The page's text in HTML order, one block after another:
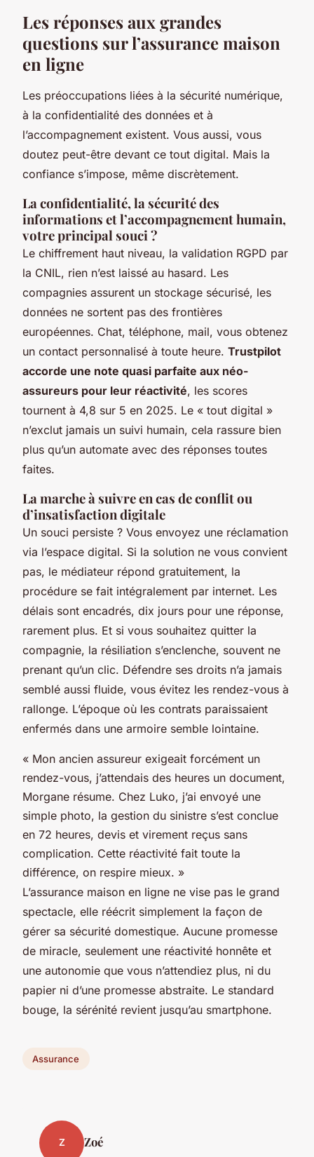
Les réponses aux grandes
questions sur l’assurance maison
en ligne
Les préoccupations liées à la sécurité numérique,
à la confidentialité des données et à
l’accompagnement existent. Vous aussi, vous
doutez peut-être devant ce tout digital. Mais la
confiance s’impose, même discrètement.
La confidentialité, la sécurité des
informations et l’accompagnement humain,
votre principal souci ?
Le chiffrement haut niveau, la validation RGPD par
la CNIL, rien n’est laissé au hasard. Les
compagnies assurent un stockage sécurisé, les
données ne sortent pas des frontières
européennes. Chat, téléphone, mail, vous obtenez
un contact personnalisé à toute heure. Trustpilot
accorde une note quasi parfaite aux néo-
assureurs pour leur réactivité, les scores
tournent à 4,8 sur 5 en 2025. Le « tout digital »
n’exclut jamais un suivi humain, cela rassure bien
plus qu’un automate avec des réponses toutes
faites.
La marche à suivre en cas de conflit ou
d’insatisfaction digitale
Un souci persiste ? Vous envoyez une réclamation
via l’espace digital. Si la solution ne vous convient
pas, le médiateur répond gratuitement, la
procédure se fait intégralement par internet. Les
délais sont encadrés, dix jours pour une réponse,
rarement plus. Et si vous souhaitez quitter la
compagnie, la résiliation s’enclenche, souvent ne
prenant qu’un clic. Défendre ses droits n’a jamais
semblé aussi fluide, vous évitez les rendez-vous à
rallonge. L’époque où les contrats paraissaient
enfermés dans une armoire semble lointaine.
« Mon ancien assureur exigeait forcément un
rendez-vous, j’attendais des heures un document,
Morgane résume. Chez Luko, j’ai envoyé une
simple photo, la gestion du sinistre s’est conclue
en 72 heures, devis et virement reçus sans
complication. Cette réactivité fait toute la
différence, on respire mieux. »
L’assurance maison en ligne ne vise pas le grand
spectacle, elle réécrit simplement la façon de
gérer sa sécurité domestique. Aucune promesse
de miracle, seulement une réactivité honnête et
une autonomie que vous n’attendiez plus, ni du
papier ni d’une promesse abstraite. Le standard
bouge, la sérénité revient jusqu’au smartphone.
Assurance
Z Zoé